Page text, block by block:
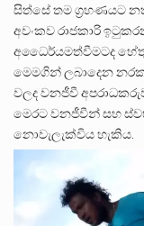
සිත්සේ තම ග්‍රහණයට
අවංකව රාජකාරි
අධෛර්යමත්වීමටද
මෙමගින් ලබාදෙන නරක
වලද වනජීවී
මෙරට වනජීවීන් සහ
නොවැලැක්විය හැකිය.